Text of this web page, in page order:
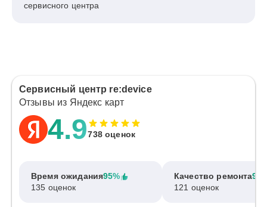
сервисного центра
Сервисный центр re:device
Отзывы из Яндекс карт
4.9738 оценок
Время ожидания95%
135 оценок
Качество ремонта
121 оценок